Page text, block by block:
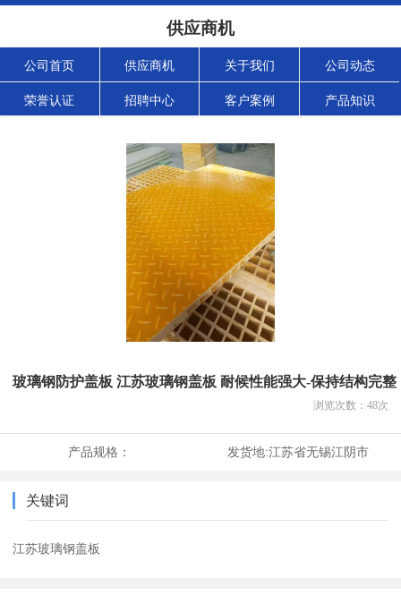
供应商机
公司首页 供应商机 关于我们 公司动态
荣誉认证 招聘中心 客户案例 产品知识
玻璃钢防护盖板 江苏玻璃钢盖板 耐候性能强大-保持结构完整
浏览次数： 48次
产品规格： 发货地:江苏省无锡江阴市
关键词
江苏玻璃钢盖板